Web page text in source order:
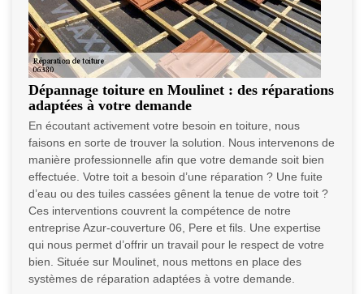
Dépannage toiture en Moulinet : des réparations
adaptées à votre demande
En écoutant activement votre besoin en toiture, nous
faisons en sorte de trouver la solution. Nous intervenons de
manière professionnelle afin que votre demande soit bien
effectuée. Votre toit a besoin d’une réparation ? Une fuite
d’eau ou des tuiles cassées gênent la tenue de votre toit ?
Ces interventions couvrent la compétence de notre
entreprise Azur-couverture 06, Pere et fils. Une expertise
qui nous permet d’offrir un travail pour le respect de votre
bien. Située sur Moulinet, nous mettons en place des
systèmes de réparation adaptées à votre demande.